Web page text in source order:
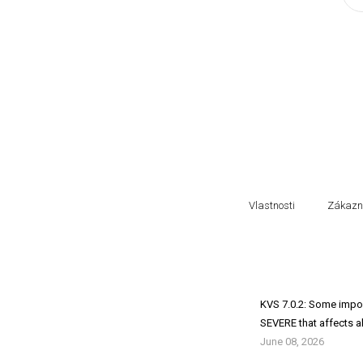
Vlastnosti
KVS 7.0.2: Some
SEVERE that affects
June 08, 2026